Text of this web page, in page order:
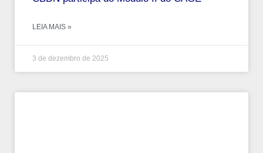
LEIA MAIS »
3 de dezembro de 2025